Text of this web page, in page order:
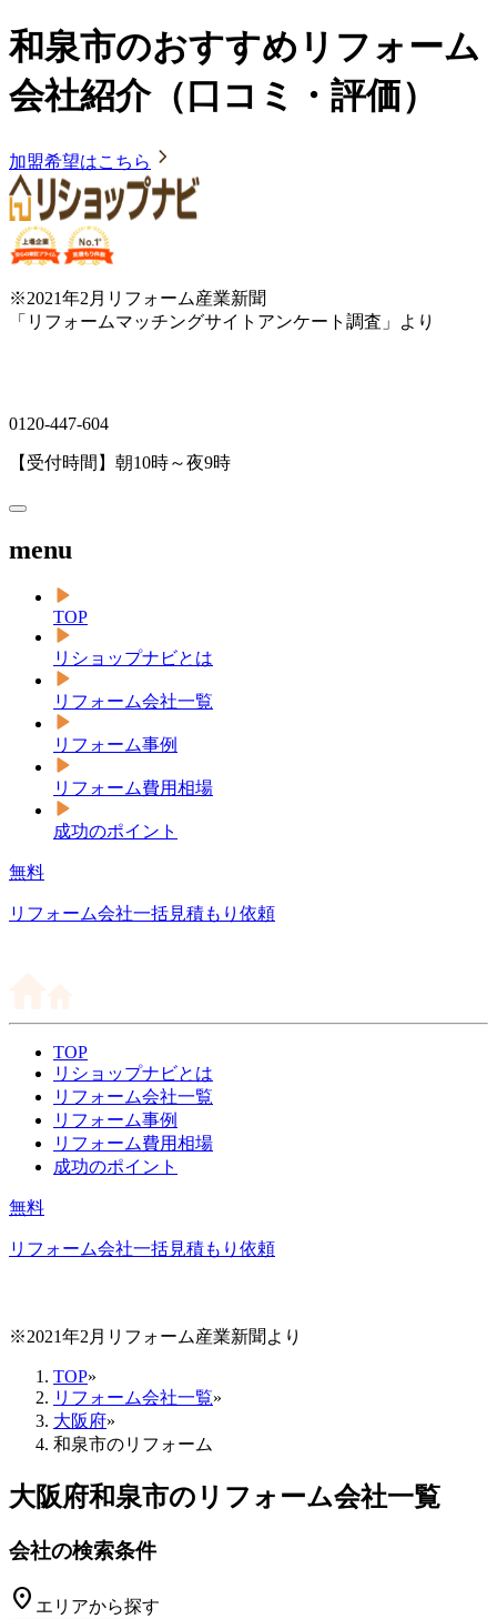
和泉市のおすすめリフォーム
会社紹介（口コミ・評価）
加盟希望はこちら
※2021年2月リフォーム産業新聞
「リフォームマッチングサイトアンケート調査」より
0120-447-604
【受付時間】朝10時～夜9時
menu
TOP
リショップナビとは
リフォーム会社一覧
リフォーム事例
リフォーム費用相場
成功のポイント
無料
リフォーム会社一括見積もり依頼
TOP
リショップナビとは
リフォーム会社一覧
リフォーム事例
リフォーム費用相場
成功のポイント
無料
リフォーム会社一括見積もり依頼
※2021年2月リフォーム産業新聞より
TOP»
リフォーム会社一覧»
大阪府»
和泉市のリフォーム
大阪府和泉市のリフォーム会社一覧
会社の検索条件
location_on エリアから探す